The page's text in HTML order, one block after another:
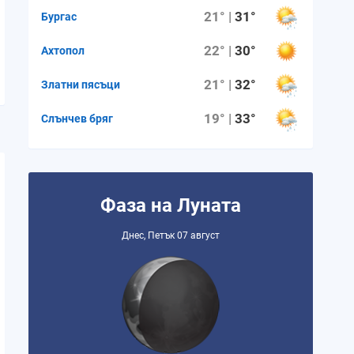
Бургас 21° |31°
Ахтопол 22° |30°
Златни пясъци 21° |32°
Слънчев бряг 19° |33°
Фаза на Луната
Днес, Петък 07 август